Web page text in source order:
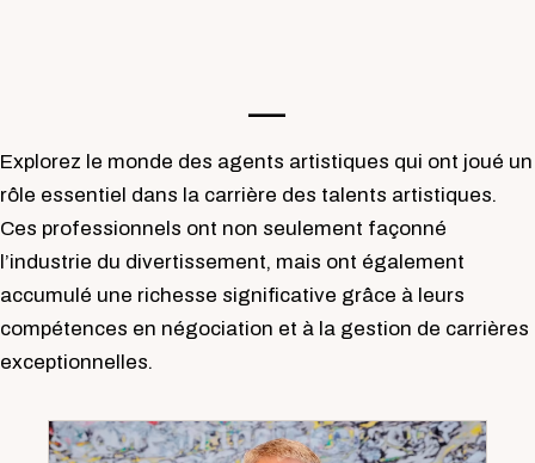
—-
Explorez le monde des agents artistiques qui ont joué un
rôle essentiel dans la carrière des talents artistiques.
Ces professionnels ont non seulement façonné
l’industrie du divertissement, mais ont également
accumulé une richesse significative grâce à leurs
compétences en négociation et à la gestion de carrières
exceptionnelles.